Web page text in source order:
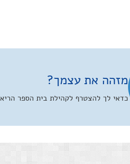
מזהה את עצמך?
כדאי לך להצטרף לקהילת בית הספר